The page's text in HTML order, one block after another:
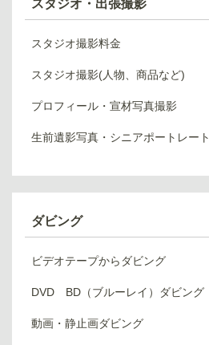
スタジオ・出張撮影
スタジオ撮影料金
スタジオ撮影(人物、商品など)
プロフィール・宣材写真撮影
生前遺影写真・シニアポートレート
ダビング
ビデオテープからダビング
DVD BD（ブルーレイ）ダビング
動画・静止画ダビング